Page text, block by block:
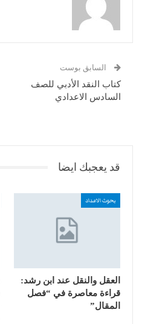
السابق بوست
كتاب النقد الأدبي للصف
السادس الاعدادي
قد يعجبك ايضا
بحوث الاعداد
العقل والنقل عند ابن رشد:
قراءة معاصرة في “فصل
المقال”